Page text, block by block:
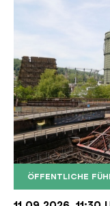
ÖFFENTLICHE
Der
Copyright: